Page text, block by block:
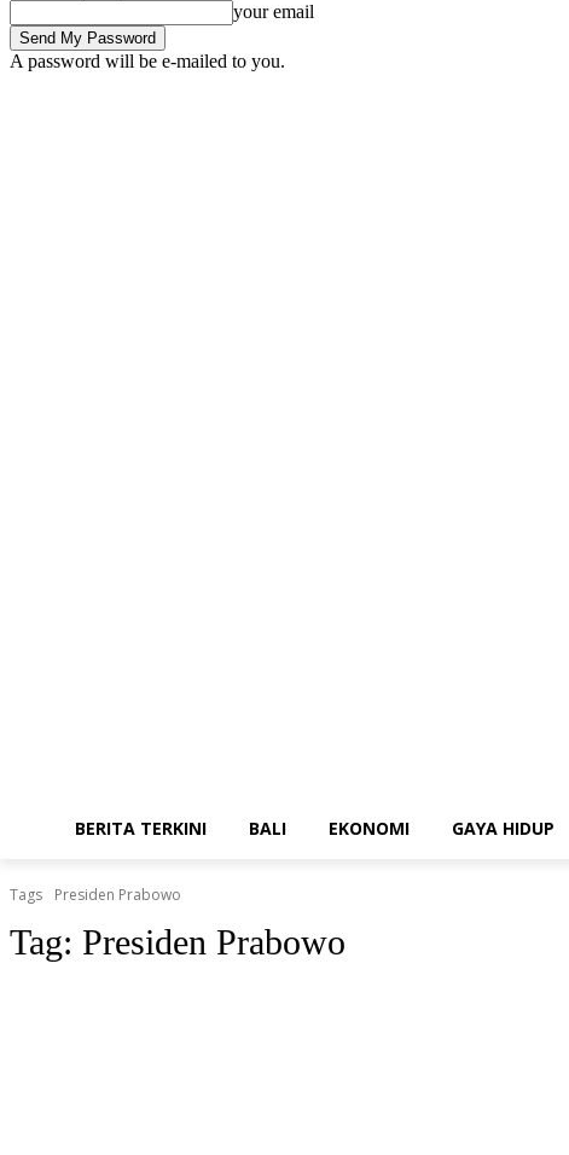
your email
A password will be e-mailed to you.
BERITA TERKINI BALI EKONOMI GAYA HIDUP
Tags Presiden Prabowo
Tag: Presiden Prabowo